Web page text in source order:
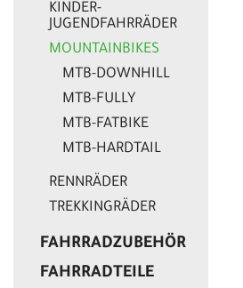
KINDER-
JUGENDFAHRRÄDER
MOUNTAINBIKES
MTB-DOWNHILL
MTB-FULLY
MTB-FATBIKE
MTB-HARDTAIL
RENNRÄDER
TREKKINGRÄDER
FAHRRADZUBEHÖR
FAHRRADTEILE